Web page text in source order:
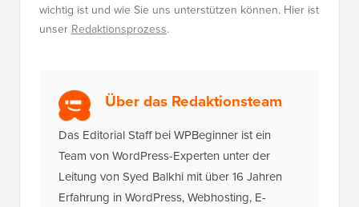
wichtig ist und wie Sie uns unterstützen können. Hier ist
unser Redaktionsprozess.
Über das Redaktionsteam
Das Editorial Staff bei WPBeginner ist ein
Team von WordPress-Experten unter der
Leitung von Syed Balkhi mit über 16 Jahren
Erfahrung in WordPress, Webhosting, E-